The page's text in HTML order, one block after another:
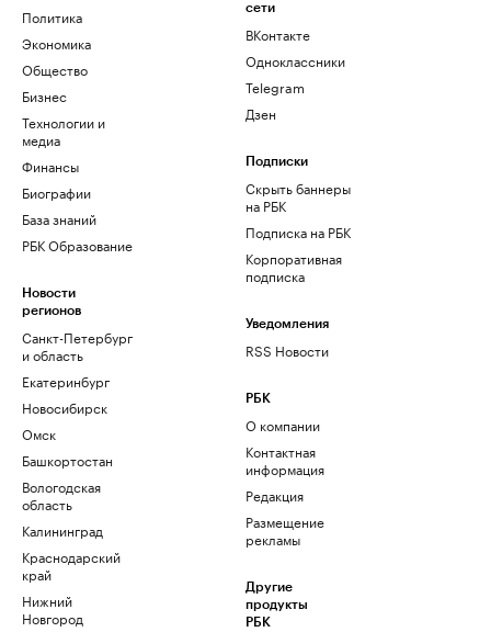
Политика
Экономика
Общество
Бизнес
Технологии и
медиа
Финансы
Биографии
База знаний
РБК Образование
Новости
регионов
Санкт-Петербург
и область
Екатеринбург
Новосибирск
Омск
Башкортостан
Вологодская
область
Калининград
Краснодарский
край
Нижний
Новгород
сети
ВКонтакте
Одноклассники
Telegram
Дзен
Подписки
Скрыть баннеры
на РБК
Подписка на РБК
Корпоративная
подписка
Уведомления
RSS Новости
РБК
О компании
Контактная
информация
Редакция
Размещение
рекламы
Другие
продукты
РБК